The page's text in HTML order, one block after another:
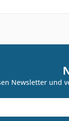
Newsletter und